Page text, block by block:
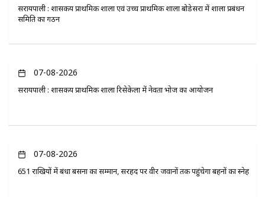
सरायपाली : शासकीय प्राथमिक शाला एवं उच्च प्राथमिक शाला बोडेसरा में शाला प्रबंधन
समिति का गठन
07-08-2026
सरायपाली : शासकीय प्राथमिक शाला रिसेकेला में नेवता भोज का आयोजन
07-08-2026
651 राखियों में बंधा बसना का सम्मान, सरहद पर वीर जवानों तक पहुंचेगा बहनों का स्नेह